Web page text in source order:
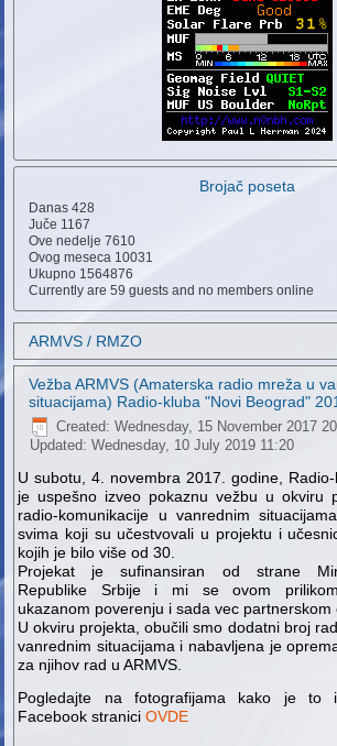
Brojač poseta
Danas428
Juče 1167
Ove nedelje7610
Ovog meseca 10031
Ukupno 1564876
Currently are 59 guests and no members online
ARMVS / RMZO
Vežba ARMVS (Amaterska radio mreža u
situacijama) Radio-kluba "Novi Beograd"
Created: Wednesday, 15 November 2017
Updated: Wednesday, 10 July 2019 11:20
U subotu, 4. novembra 2017. godine,
je uspešno izveo pokaznu vežbu u okviru
radio-komunikacije u vanrednim
svima koji su učestvovali u projektu i
kojih je bilo više od 30.
Projekat je sufinansiran od strane
Republike Srbije i mi se ovom
ukazanom poverenju i sada vec partnerskom
U okviru projekta, obučili smo dodatni broj
vanrednim situacijama i nabavljena je
za njihov rad u ARMVS.
Pogledajte na fotografijama kako je to
Facebook straniciOVDE